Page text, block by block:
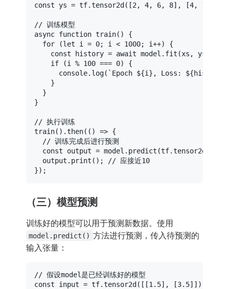
const ys = tf.tensor2d ([2 , 4, 6, 8], [4, 1
// 训练模型
async function train( ) {
for (let i = 0; i < 1000; i++) {
const history = await model. fit (xs, ys, {
if (i % 100 === 0) {
console. log( `Epoch ${i} , Loss:
    }
  }
}
// 执行训练
train().then( () => {
// 训练完成后进行预测
const output = model. predict (tf.tensor2d
  output.
print ();
// 应接近10
（三）模型预测
训练好的模型可以用于预测新数据。使用
model.predict() 方法进行预测，传入待预测的
输入张量：
// 假设model是已经训练好的模型
const input = tf.tensor2d ([[1.5], [3.5